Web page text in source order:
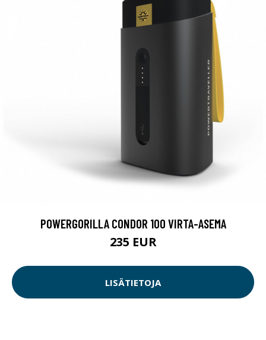
POWERGORILLA CONDOR 100 VIRTA-ASEMA
235 EUR
LISÄTIETOJA